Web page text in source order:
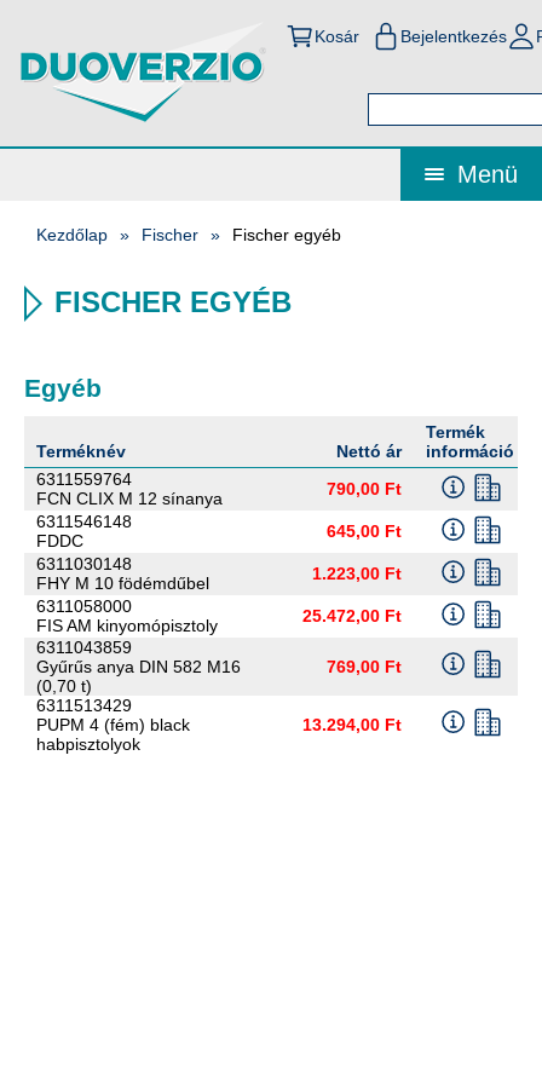
Kosár Bejelentkezés
Menü
Kezdőlap Fischer Fischer egyéb
FISCHER EGYÉB
Egyéb
Terméknév Nettó ár
Termék
információ
6311559764
FCN CLIX M 12 sínanya
790,00 Ft
6311546148
FDDC
645,00 Ft
6311030148
FHY M 10 födémdűbel
1.223,00 Ft
6311058000
FIS AM kinyomópisztoly
25.472,00 Ft
6311043859
Gyűrűs anya DIN 582 M16
(0,70 t)
769,00 Ft
6311513429
PUPM 4 (fém) black
habpisztolyok
13.294,00 Ft